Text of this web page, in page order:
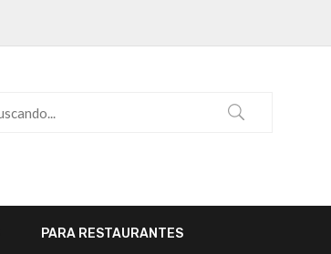
PARA RESTAURANTES